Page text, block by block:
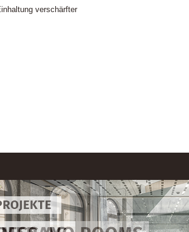
verschärfter
- Mynt
- Progress
- Schär
- Sattel
- Pur